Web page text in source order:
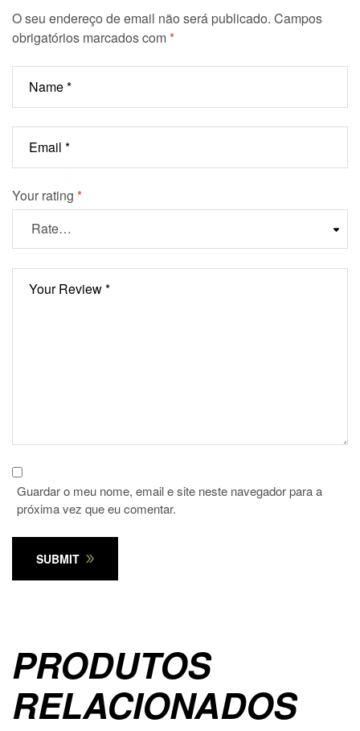
O seu endereço de email não será publicado. Campos
obrigatórios marcados com*
Your rating *
Guardar o meu nome, email e site neste navegador para a
próxima vez que eu comentar.
SUBMIT
PRODUTOS
RELACIONADOS